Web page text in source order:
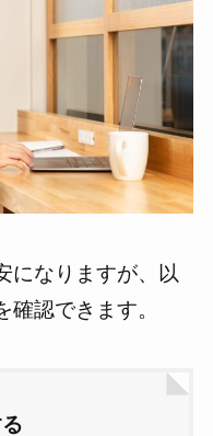
になりますが、以
認できます。